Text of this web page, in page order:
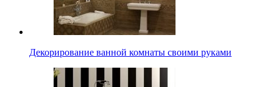
Декорирование ванной комнаты своими руками